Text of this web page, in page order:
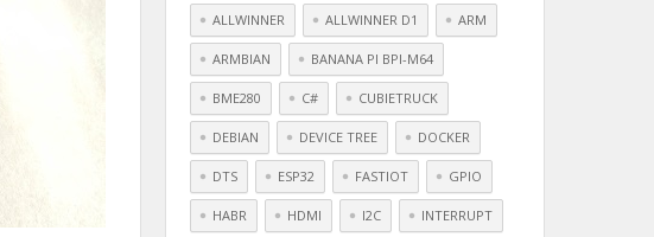
ALLWINNER ALLWINNER D1 ARM
ARMBIAN BANANA PI BPI-M64
BME280 C# CUBIETRUCK
DEBIAN DEVICE TREE DOCKER
DTS ESP32 FASTIOT GPIO
HABR HDMI I2C INTERRUPT